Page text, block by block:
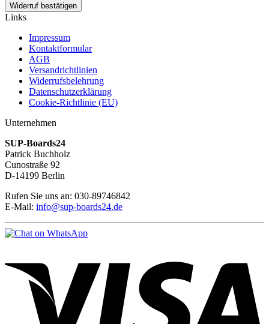
Widerruf bestätigen
Links
Impressum
Kontaktformular
AGB
Versandrichtlinien
Widerrufsbelehrung
Datenschutzerklärung
Cookie-Richtlinie (EU)
Unternehmen
SUP-Boards24
Patrick Buchholz
Cunostraße 92
D-14199 Berlin
Rufen Sie uns an: 030-89746842
E-Mail: info@sup-boards24.de